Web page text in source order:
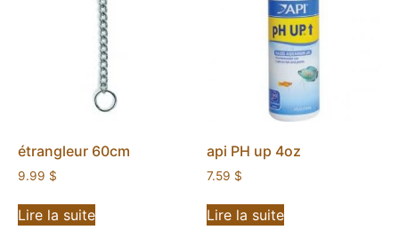
étrangleur 60cm
9.99 $
Lire la suite
api PH up 4oz
7.59 $
Lire la suite